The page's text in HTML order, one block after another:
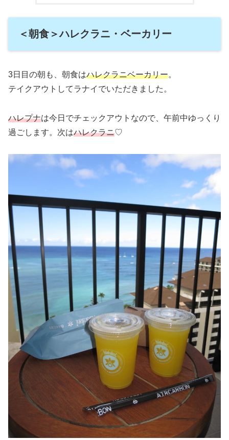
＜朝食＞ハレクラニ・ベーカリー
3日目の朝も、朝食はハレクラニベーカリー。
テイクアウトしてラナイでいただきました。
ハレプナは今日でチェックアウトなので、午前中ゆっくり
過ごします。次はハレクラニ♡